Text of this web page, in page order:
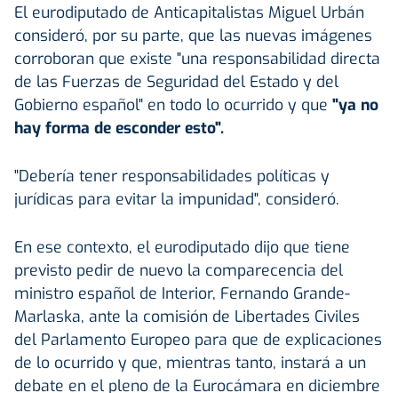
El eurodiputado de Anticapitalistas Miguel Urbán
consideró, por su parte, que las nuevas imágenes
corroboran que existe "una responsabilidad directa
de las Fuerzas de Seguridad del Estado y del
Gobierno español" en todo lo ocurrido y que "ya no
hay forma de esconder esto".
"Debería tener responsabilidades políticas y
jurídicas para evitar la impunidad", consideró.
En ese contexto, el eurodiputado dijo que tiene
previsto pedir de nuevo la comparecencia del
ministro español de Interior, Fernando Grande-
Marlaska, ante la comisión de Libertades Civiles
del Parlamento Europeo para que de explicaciones
de lo ocurrido y que, mientras tanto, instará a un
debate en el pleno de la Eurocámara en diciembre